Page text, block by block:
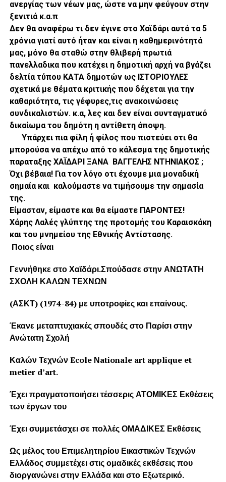
ανεργίας των νέων μας, ώστε να μην φεύγουν στην
ξενιτιά κ.α.π
Δεν θα αναφέρω τι δεν έγινε στο Χαϊδάρι αυτά τα 5
χρόνια γιατί αυτό ήταν και είναι η καθημερινότητά
μας, μόνο θα σταθώ στην θλιβερή πρωτιά
πανελλαδικα που κατέχει η δημοτική αρχή να βγάζει
δελτία τύπου ΚΑΤΑ δημοτών ως ΙΣΤΟΡΙΟΥΛΕΣ
σχετικά με θέματα κριτικής που δέχεται για την
καθαριότητα, τις γέφυρες,τις ανακοινώσεις
συνδικαλιστών. κ.α, λες και δεν είναι συνταγματικό
δικαίωμα του δημότη η αντίθετη άποψη.
Υπάρχει πια φίλη ή φίλος που πιστεύει οτι θα
μπορούσα να απέχω από το κάλεσμα της δημοτικής
παραταξης ΧΑΪΔΑΡΙ ΞΑΝΑ ΒΑΓΓΕΛΗΣ ΝΤΗΝΙΑΚΟΣ ;
Όχι βέβαια! Για τον λόγο οτι έχουμε μια μοναδική
σημαία και καλούμαστε να τιμήσουμε την σημασία
της.
Είμασταν, είμαστε και θα είμαστε ΠΑΡΟΝΤΕΣ!
Χάρης Λαλές γλύπτης της προτομής του Καραισκάκη
και του μνημείου της Εθνικής Αντίστασης.
Ποιος είναι
Γεννήθηκε στο Χαϊδάρι.Σπούδασε στην ΑΝΩΤΑΤΗ
ΣΧΟΛΗ ΚΑΛΩΝ ΤΕΧΝΩΝ
(ΑΣΚΤ) (1974-84) με υποτροφίες και επαίνους.
Έκανε μεταπτυχιακές σπουδές στο Παρίσι στην
Ανώτατη Σχολή
Καλών Τεχνών Ecole Νationale art applique et
metier d’art.
Έχει πραγματοποιήσει τέσσερις ΑΤΟΜΙΚΕΣ Εκθέσεις
των έργων του
Έχει συμμετάσχει σε πολλές ΟΜΑΔΙΚΕΣ Εκθέσεις
Ως μέλος του Επιμελητηρίου Εικαστικών Τεχνών
Ελλάδος συμμετέχει στις ομαδικές εκθέσεις που
διοργανώνει στην Ελλάδα και στο Εξωτερικό.